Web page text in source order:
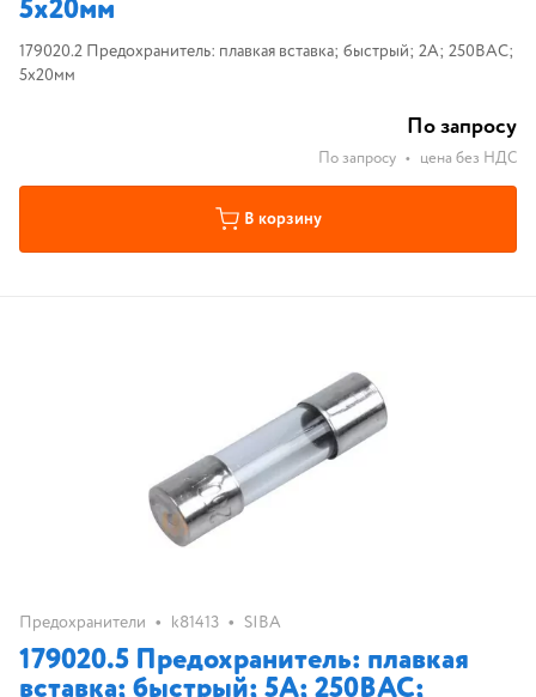
5x20мм
179020.2 Предохранитель: плавкая вставка; быстрый; 2А; 250ВAC;
5x20мм
По запросу
По запросу • цена без НДС
В корзину
Предохранители • k81413 • SIBA
179020.5 Предохранитель: плавкая